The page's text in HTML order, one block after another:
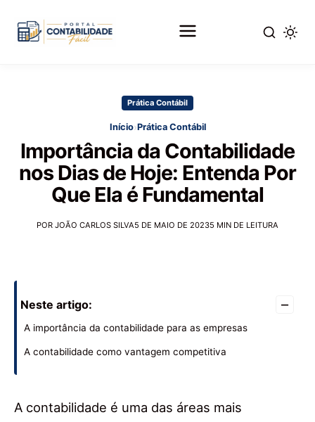
principal
Prática Contábil
Início›Prática Contábil
Importância da Contabilidade
nos Dias de Hoje: Entenda Por
Que Ela é Fundamental
POR JOÃO CARLOS SILVA5 DE MAIO DE 20235 MIN DE LEITURA
Neste artigo: –
A importância da contabilidade para as empresas
A contabilidade como vantagem competitiva
A contabilidade é uma das áreas mais